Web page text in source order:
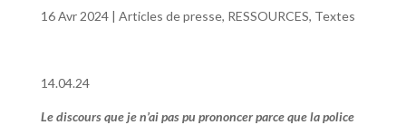
16 Avr 2024| Articles de presse, RESSOURCES, Textes
14.04.24
Le discours que je n’ai pas pu prononcer parce que la police